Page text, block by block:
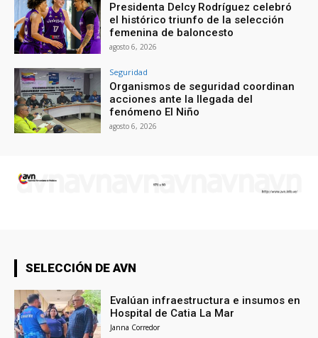
Presidenta Delcy Rodríguez celebró
el histórico triunfo de la selección
femenina de baloncesto
agosto 6, 2026
Seguridad
Organismos de seguridad coordinan
acciones ante la llegada del
fenómeno El Niño
agosto 6, 2026
SELECCIÓN DE AVN
Evalúan infraestructura e insumos en
Hospital de Catia La Mar
Janna Corredor